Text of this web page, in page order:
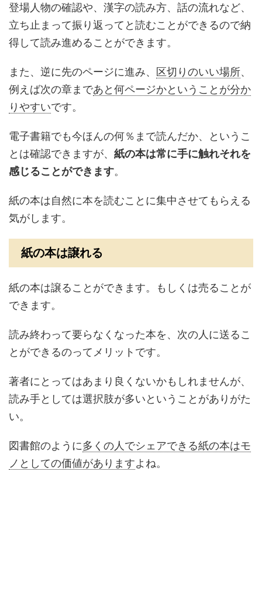
登場人物の確認や、漢字の読み方、話の流れなど、
立ち止まって振り返ってと読むことができるので納
得して読み進めることができます。
また、逆に先のページに進み、 区切りのいい場所、
例えば次の章まであと何ページかということが分か
りやすいです。
電子書籍でも今ほんの何％まで読んだか、というこ
とは確認できますが、 紙の本は常に手に触れそれを
感じることができます。
紙の本は自然に本を読むことに集中させてもらえる
気がします。
紙の本は譲れる
紙の本は譲ることができます。もしくは売ることが
できます。
読み終わって要らなくなった本を、次の人に送るこ
とができるのってメリットです。
著者にとってはあまり良くないかもしれませんが、
読み手としては選択肢が多いということがありがた
い。
図書館のように多くの人でシェアできる紙の本はモ
ノとしての価値がありますよね。